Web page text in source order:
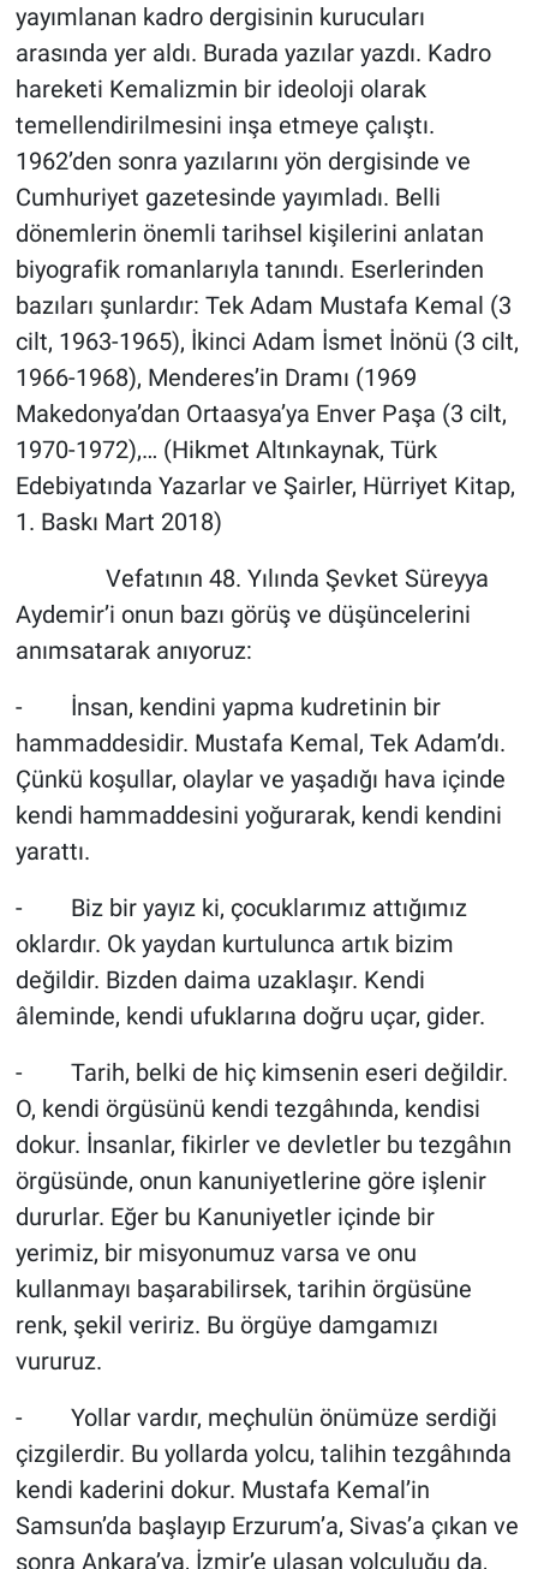
yayımlanan kadro dergisinin kurucuları
arasında yer aldı. Burada yazılar yazdı. Kadro
hareketi Kemalizmin bir ideoloji olarak
temellendirilmesini inşa etmeye çalıştı.
1962’den sonra yazılarını yön dergisinde ve
Cumhuriyet gazetesinde yayımladı. Belli
dönemlerin önemli tarihsel kişilerini anlatan
biyografik romanlarıyla tanındı. Eserlerinden
bazıları şunlardır: Tek Adam Mustafa Kemal (3
cilt, 1963-1965), İkinci Adam İsmet İnönü (3 cilt,
1966-1968), Menderes’in Dramı (1969
Makedonya’dan Ortaasya’ya Enver Paşa (3 cilt,
1970-1972),… (Hikmet Altınkaynak, Türk
Edebiyatında Yazarlar ve Şairler, Hürriyet Kitap,
1. Baskı Mart 2018)
Vefatının 48. Yılında Şevket Süreyya
Aydemir’i onun bazı görüş ve düşüncelerini
anımsatarak anıyoruz:
- İnsan, kendini yapma kudretinin bir
hammaddesidir. Mustafa Kemal, Tek Adam’dı.
Çünkü koşullar, olaylar ve yaşadığı hava içinde
kendi hammaddesini yoğurarak, kendi kendini
yarattı.
- Biz bir yayız ki, çocuklarımız attığımız
oklardır. Ok yaydan kurtulunca artık bizim
değildir. Bizden daima uzaklaşır. Kendi
âleminde, kendi ufuklarına doğru uçar, gider.
- Tarih, belki de hiç kimsenin eseri değildir.
O, kendi örgüsünü kendi tezgâhında, kendisi
dokur. İnsanlar, fikirler ve devletler bu tezgâhın
örgüsünde, onun kanuniyetlerine göre işlenir
dururlar. Eğer bu Kanuniyetler içinde bir
yerimiz, bir misyonumuz varsa ve onu
kullanmayı başarabilirsek, tarihin örgüsüne
renk, şekil veririz. Bu örgüye damgamızı
vururuz.
- Yollar vardır, meçhulün önümüze serdiği
çizgilerdir. Bu yollarda yolcu, talihin tezgâhında
kendi kaderini dokur. Mustafa Kemal’in
Samsun’da başlayıp Erzurum’a, Sivas’a çıkan ve
sonra Ankara’ya, İzmir’e ulaşan yolculuğu da,